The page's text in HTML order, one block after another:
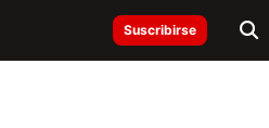
Suscribirse